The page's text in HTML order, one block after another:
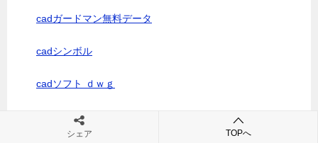
cadガードマン無料データ
cadシンボル
cadソフト ｄｗｇ
cadデータ 無料 ダウンロード砕石
シェア TOPへ